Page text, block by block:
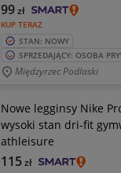
KUP TERAZ
99zł
STAN: NOWY
SPRZEDAJĄCY: OSOBA
Międzyrzec Podlaski
Nowe legginsy Nike
wysoki stan dri-fit
athleisure
115zł